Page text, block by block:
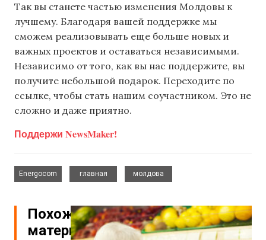
Так вы станете частью изменения Молдовы к
лучшему. Благодаря вашей поддержке мы
сможем реализовывать еще больше новых и
важных проектов и оставаться независимыми.
Независимо от того, как вы нас поддержите, вы
получите небольшой подарок. Переходите по
ссылке, чтобы стать нашим соучастником. Это не
сложно и даже приятно.
Поддержи NewsMaker!
Energocom
главная
молдова
Похожие
материалы